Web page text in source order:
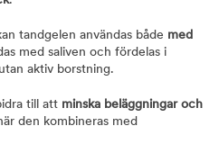
tandgelen användas både med
med saliven och fördelas i
aktiv borstning.
till att minska beläggningar och
den kombineras med